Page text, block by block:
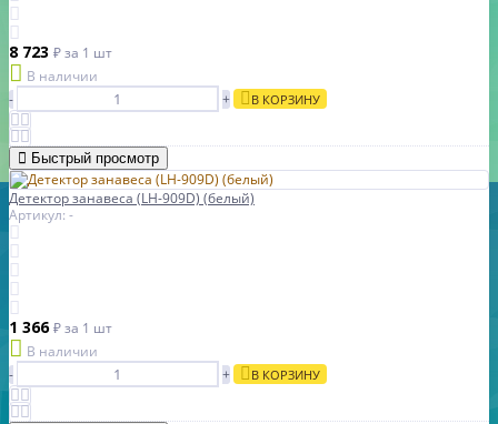
8 723 ₽за 1 шт
В наличии
-
+ В КОРЗИНУ
Быстрый просмотр
Детектор занавеса (LH-909D) (белый)
Артикул: -
1 366₽за 1 шт
В наличии
-
+ В КОРЗИНУ